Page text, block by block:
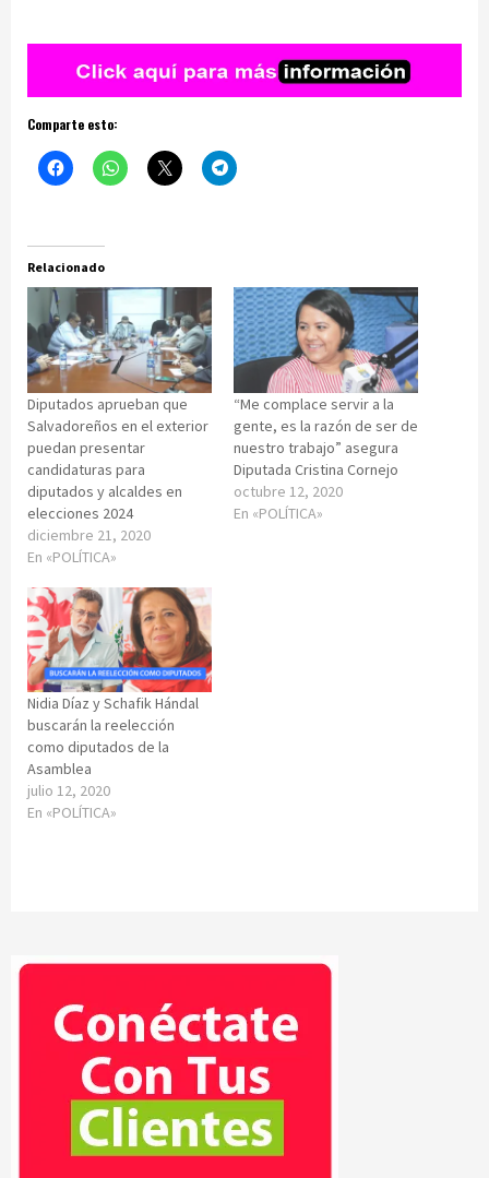
Comparte esto:
Relacionado
Diputados aprueban que
Salvadoreños en el exterior
puedan presentar
candidaturas para
diputados y alcaldes en
elecciones 2024
diciembre 21, 2020
En «POLÍTICA»
“Me complace servir a la
gente, es la razón de ser de
nuestro trabajo” asegura
Diputada Cristina Cornejo
octubre 12, 2020
En «POLÍTICA»
Nidia Díaz y Schafik Hándal
buscarán la reelección
como diputados de la
Asamblea
julio 12, 2020
En «POLÍTICA»